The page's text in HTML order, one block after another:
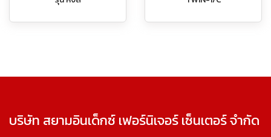
บริษัท สยามอินเด็กซ์ เฟอร์นิเจอร์ เซ็นเตอร์ จำกัด